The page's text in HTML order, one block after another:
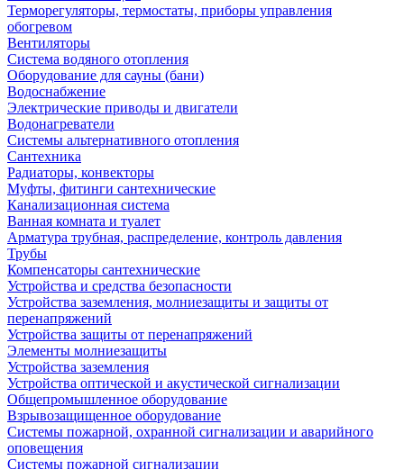
Терморегуляторы, термостаты, приборы управления
обогревом
Вентиляторы
Система водяного отопления
Оборудование для сауны (бани)
Водоснабжение
Электрические приводы и двигатели
Водонагреватели
Системы альтернативного отопления
Сантехника
Радиаторы, конвекторы
Муфты, фитинги сантехнические
Канализационная система
Ванная комната и туалет
Арматура трубная, распределение, контроль давления
Трубы
Компенсаторы сантехнические
Устройства и средства безопасности
Устройства заземления, молниезащиты и защиты от
перенапряжений
Устройства защиты от перенапряжений
Элементы молниезащиты
Устройства заземления
Устройства оптической и акустической сигнализации
Общепромышленное оборудование
Взрывозащищенное оборудование
Системы пожарной, охранной сигнализации и аварийного
оповещения
Системы пожарной сигнализации